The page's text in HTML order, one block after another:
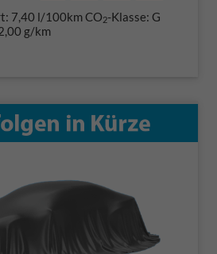
7,40 l/100kmCO2-Klasse: G
g/km